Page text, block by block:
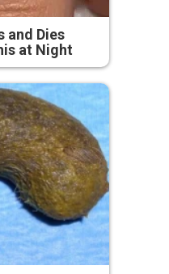
and Dies
at Night